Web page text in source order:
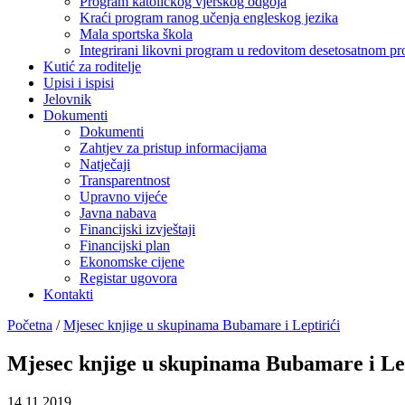
Kraći program ranog učenja engleskog jezika
Mala sportska škola
Integrirani likovni program u redovitom desetosatnom
Kutić za roditelje
Upisi i ispisi
Jelovnik
Dokumenti
Dokumenti
Zahtjev za pristup informacijama
Natječaji
Transparentnost
Upravno vijeće
Javna nabava
Financijski izvještaji
Financijski plan
Ekonomske cijene
Registar ugovora
Kontakti
Početna / Mjesec knjige u skupinama Bubamare i Leptirići
Mjesec knjige u skupinama Bubamare i
14.11.2019.